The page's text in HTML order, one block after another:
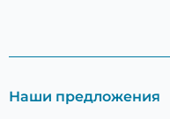
Наши предложения